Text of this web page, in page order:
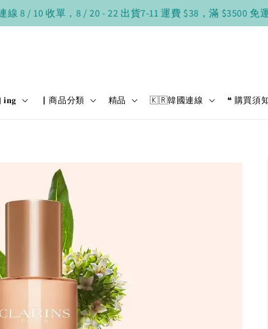
/ 10 收單，8 / 20 - 22 出貨 7-11 運費 $38，滿 $3500 免運 現
▏商品分類 精品 🇰🇷韓國連線 ❝ 購買須